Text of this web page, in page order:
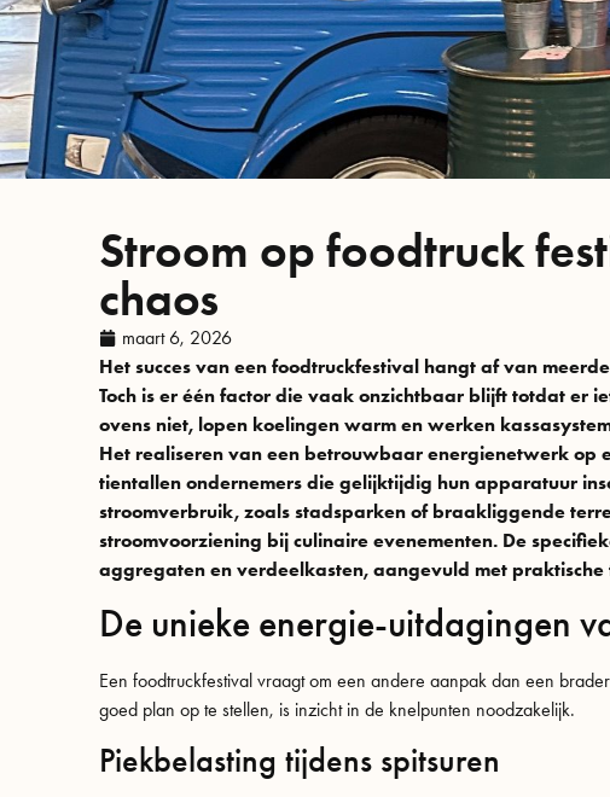
Stroom op foodtruck
chaos
maart 6, 2026
Het succes van een foodtruckfestival hangt af van
Toch is er één factor die vaak onzichtbaar blijft totdat er
ovens niet, lopen koelingen warm en werken
Het realiseren van een betrouwbaar energienetwerk op
tientallen ondernemers die gelijktijdig hun apparatuur
stroomverbruik, zoals stadsparken of braakliggende
stroomvoorziening bij culinaire evenementen. De
aggregaten en verdeelkasten, aangevuld met
De unieke energie-uitdagingen
Een foodtruckfestival vraagt om een andere aanpak dan een
goed plan op te stellen, is inzicht in de knelpunten noodzakelijk.
Piekbelasting tijdens spitsuren